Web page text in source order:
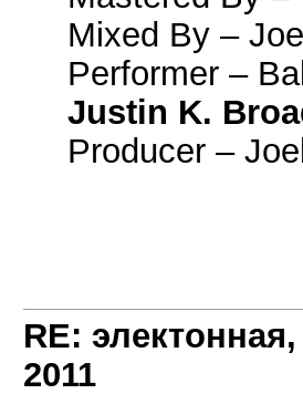
Mixed By –
Performer –
Justin K.
Producer –
RE:
2011